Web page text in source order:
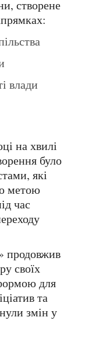
створене
було
які
метою
час
своїх
для
та
змін у